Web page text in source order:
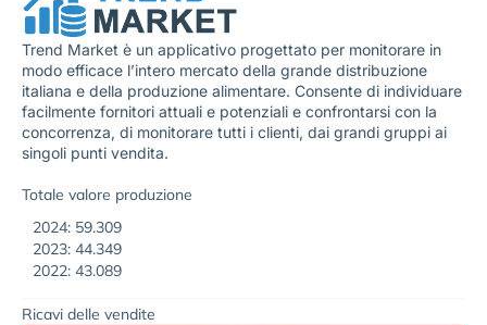
Trend Market è un applicativo progettato per monitorare in
modo efficace l’intero mercato della grande distribuzione
italiana e della produzione alimentare. Consente di individuare
facilmente fornitori attuali e potenziali e confrontarsi con la
concorrenza, di monitorare tutti i clienti, dai grandi gruppi ai
singoli punti vendita.
Totale valore produzione
2024: 59.309
2023: 44.349
2022: 43.089
Ricavi delle vendite